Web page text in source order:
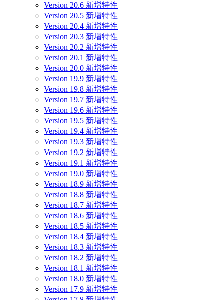
Version 20.6 新增特性
Version 20.5 新增特性
Version 20.4 新增特性
Version 20.3 新增特性
Version 20.2 新增特性
Version 20.1 新增特性
Version 20.0 新增特性
Version 19.9 新增特性
Version 19.8 新增特性
Version 19.7 新增特性
Version 19.6 新增特性
Version 19.5 新增特性
Version 19.4 新增特性
Version 19.3 新增特性
Version 19.2 新增特性
Version 19.1 新增特性
Version 19.0 新增特性
Version 18.9 新增特性
Version 18.8 新增特性
Version 18.7 新增特性
Version 18.6 新增特性
Version 18.5 新增特性
Version 18.4 新增特性
Version 18.3 新增特性
Version 18.2 新增特性
Version 18.1 新增特性
Version 18.0 新增特性
Version 17.9 新增特性